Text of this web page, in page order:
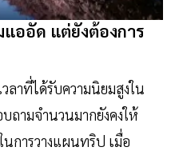
ออัด แต่ยังต้องการ
ลาที่ได้รับความนิยมสูงใน
ถามจำนวนมากยังคงให้
การวางแผนทริป เมื่อ